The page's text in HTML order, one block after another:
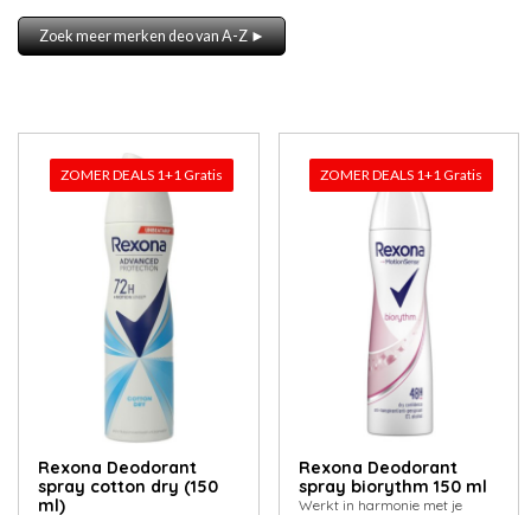
Zoek meer merken deo van A-Z ►
ZOMER DEALS 1+1 Gratis
Rexona Deodorant
spray cotton dry (150
ml)
ZOMER DEALS 1+1 Gratis
Rexona Deodorant
spray biorythm 150 ml
Werkt in harmonie met je